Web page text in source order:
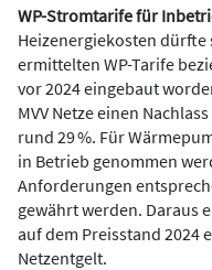
WP-Stromtarife für
Heizenergiekosten
ermittelten WP-Tarife
vor 2024 eingebaut
MVV Netze einen
rund 29 %. Für
in Betrieb genommen
Anforderungen
gewährt werden. Daraus
auf dem Preisstand 2024
Netzentgelt.